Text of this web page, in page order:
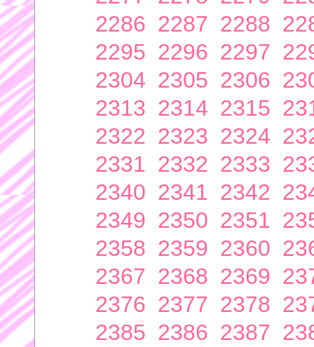
2286 2287 2288
2295 2296 2297
2304 2305 2306
2313 2314 2315
2322 2323 2324
2331 2332 2333
2340 2341 2342
2349 2350 2351
2358 2359 2360
2367 2368 2369
2376 2377 2378
2385 2386 2387